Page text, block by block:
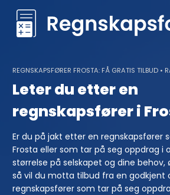
content
REGNSKAPSFØRER FROSTA: FÅ GRATIS TILBUD •
Leter du etter en
regnskapsfører i
Er du på jakt etter en regnskapsfører
Frosta eller som tar på seg oppdrag i
størrelse på selskapet og dine behov,
så vil du motta tilbud fra en godkjent
regnskapsfører som tar på seg